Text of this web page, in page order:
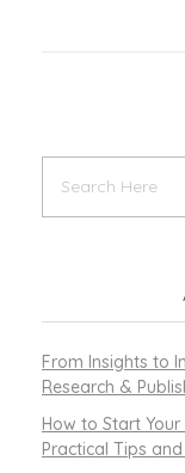
From Insights to
Research &
How to Start
Practical Tips and